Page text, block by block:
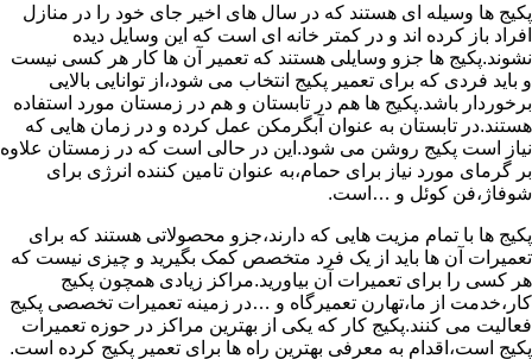
پکیج ها وسیله ای هستند که در سال های اخیر جای خود را در منازل
افراد باز کرده اند و در کمتر خانه ای است که این وسایل دیده
نشوند.پکیج ها جزو وسایلی هستند که تعمیر آن ها کار هر کسی نیست
و باید فردی که برای تعمیر پکیج انتخاب می شود،از توانایی بالایی
برخوردار باشد.پکیج ها هم در تابستان و هم در زمستان مورد استفاده
هستند.در تابستان به عنوان آبگرمکن عمل کرده و در زمان هایی که
نیاز است پکیج روشن می شود.این در حالی است که در زمستان علاوه
بر گرمای مورد نیاز برای حمام،به عنوان تامین کننده انرژی برای
شوفاژ،فن کوئل و …است.
پکیج ها با تمام مزیت هایی که دارند،جزو محصولاتی هستند که برای
تعمیرات آن ها باید از یک فرد متخصص کمک بگیرید و چیزی نیست که
هر کسی را برای تعمیرات آن بیاورید.مراکز زیادی همچون پکیج
کار،خدمت از ما،تهارن تعمیرگاه و …در زمینه تعمیرات تخصصی پکیج
فعالیت می کنند.پکیج کار که یکی از بهترین مراکز در حوزه تعمیرات
پکیج است،اقدام به معرفی بهترین راه ها برای تعمیر پکیج کرده است.